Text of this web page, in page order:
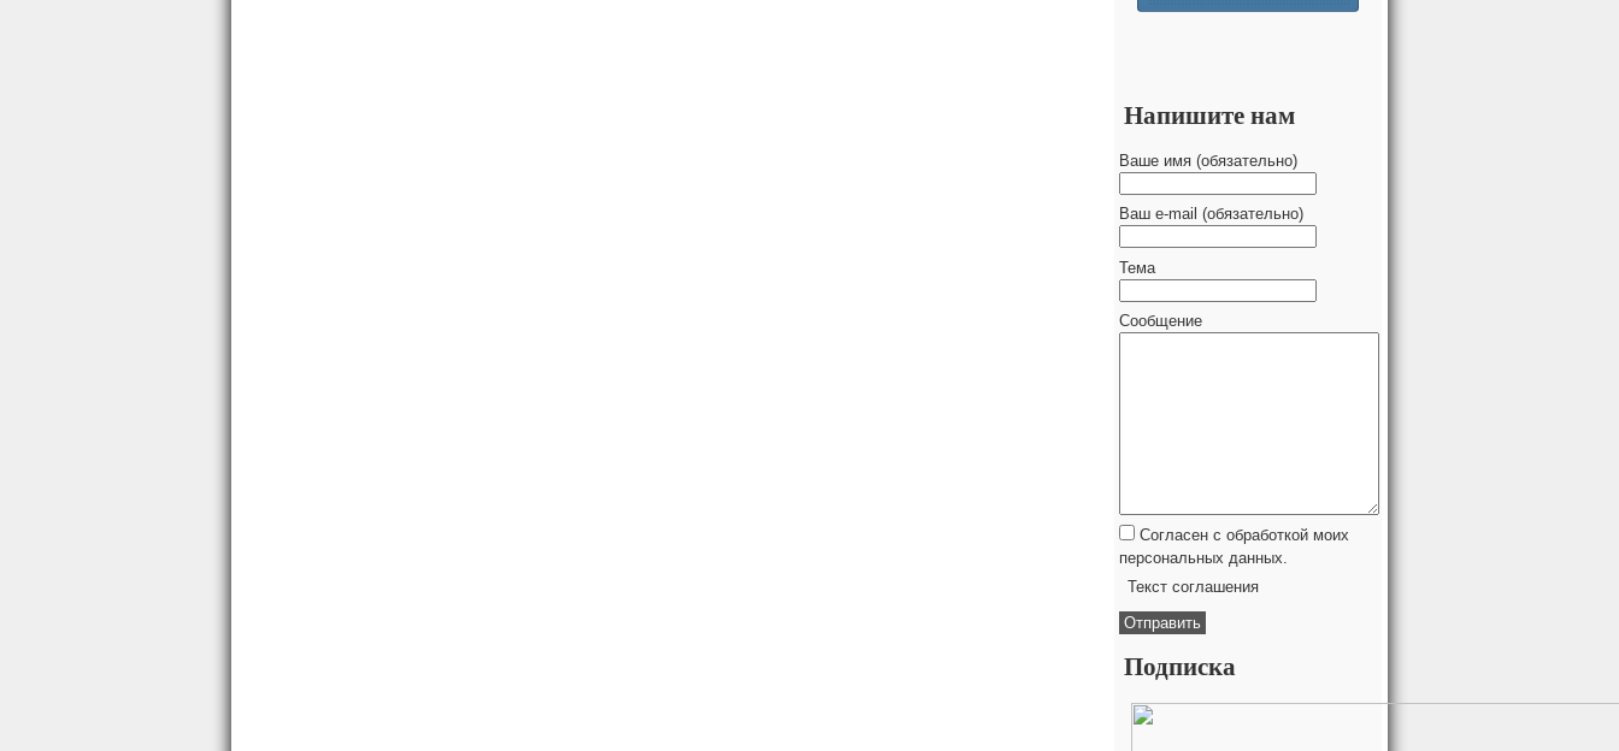
Напишите нам
Ваше имя (обязательно)
Ваш e-mail (обязательно)
Тема
Сообщение
Согласен с обработкой моих
персональных данных.
Текст соглашения
Подписка